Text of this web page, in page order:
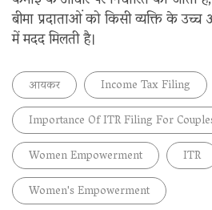
बीमा प्रदाताओं को किसी व्यक्ति के
में मदद मिलती है।
आयकर
Income Tax Filing
Importance Of ITR Filing For
Women Empowerment
ITR
Women's Empowerment